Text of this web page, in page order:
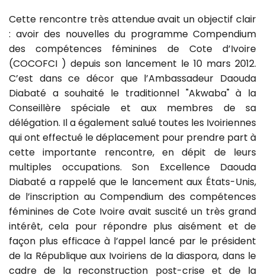
Cette rencontre très attendue avait un objectif clair
: avoir des nouvelles du programme Compendium
des compétences féminines de Cote d’Ivoire
(COCOFCI ) depuis son lancement le 10 mars 2012.
C’est dans ce décor que l’Ambassadeur Daouda
Diabaté a souhaité le traditionnel "Akwaba" à la
Conseillère spéciale et aux membres de sa
délégation. Il a également salué toutes les Ivoiriennes
qui ont effectué le déplacement pour prendre part à
cette importante rencontre, en dépit de leurs
multiples occupations. Son Excellence Daouda
Diabaté a rappelé que le lancement aux États-Unis,
de l’inscription au Compendium des compétences
féminines de Cote Ivoire avait suscité un très grand
intérêt, cela pour répondre plus aisément et de
façon plus efficace à l’appel lancé par le président
de la République aux Ivoiriens de la diaspora, dans le
cadre de la reconstruction post-crise et de la